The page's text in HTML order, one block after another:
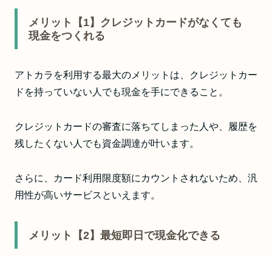
メリット【1】クレジットカードがなくても
現金をつくれる
アトカラを利用する最大のメリットは、クレジットカー
ドを持っていない人でも現金を手にできること。
クレジットカードの審査に落ちてしまった人や、履歴を
残したくない人でも資金調達が叶います。
さらに、カード利用限度額にカウントされないため、汎
用性が高いサービスといえます。
メリット【2】最短即日で現金化できる